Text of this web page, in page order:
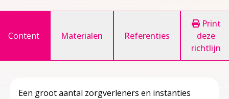
Content Materialen Referenties
Print
deze
richtlijn
Een groot aantal zorgverleners en instanties